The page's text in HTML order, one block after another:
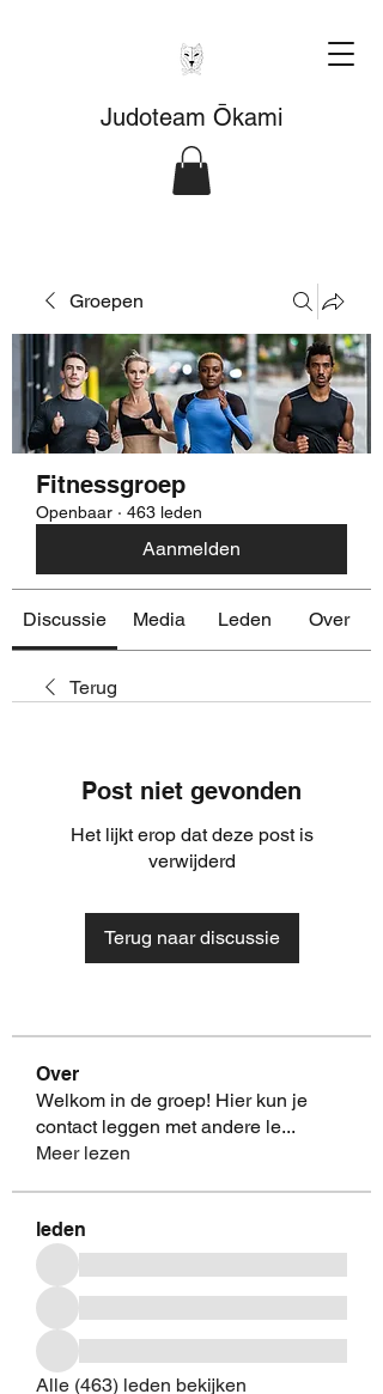
Judoteam Ōkami
Groepen
Fitnessgroep
Openbaar · 463 leden
Aanmelden
Discussie Media Leden Over
Terug
Post niet gevonden
Het lijkt erop dat deze post is
verwijderd
Terug naar discussie
Over
Welkom in de groep! Hier kun je
contact leggen met andere le...
Meer lezen
leden
Alle (463) leden bekijken